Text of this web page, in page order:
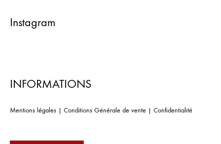
Instagram
INFORMATIONS
Mentions légales | Conditions Générale de vente | Confidentialité